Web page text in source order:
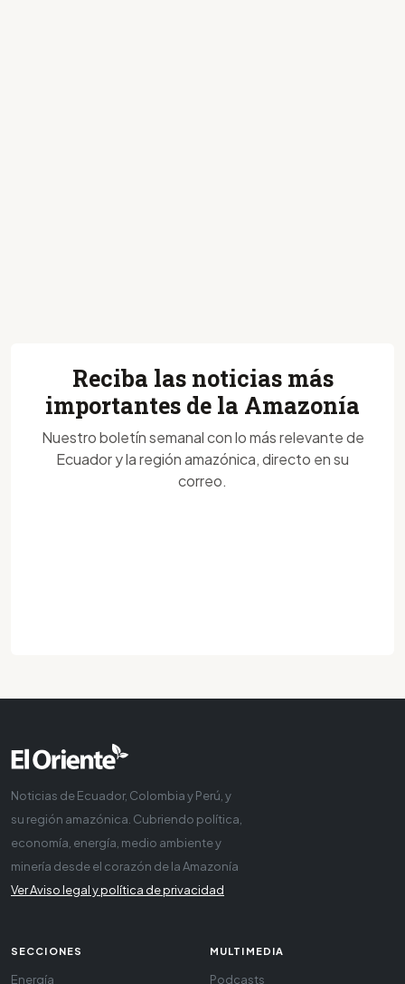
Reciba las noticias más
importantes de la Amazonía
Nuestro boletín semanal con lo más relevante de
Ecuador y la región amazónica, directo en su
correo.
Noticias de Ecuador, Colombia y Perú, y
su región amazónica. Cubriendo política,
economía, energía, medio ambiente y
minería desde el corazón de la Amazonía
Ver Aviso legal y política de privacidad
SECCIONES
Energía
MULTIMEDIA
Podcasts